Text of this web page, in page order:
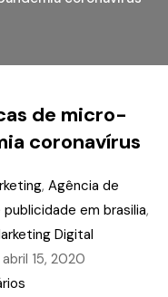
de micro-
coronavírus
, Agência de
em brasilia,
Digital
abril 15, 2020